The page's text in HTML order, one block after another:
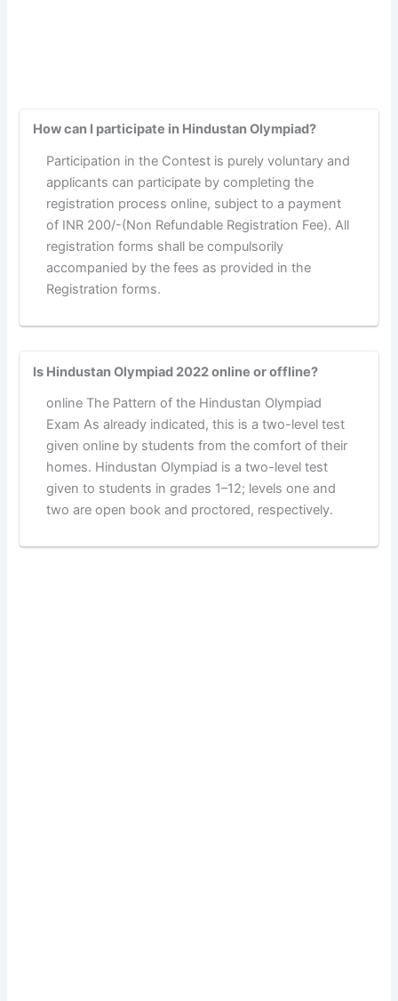
How can I participate in Hindustan Olympiad?
Participation in the Contest is purely voluntary and
applicants can participate by completing the
registration process online, subject to a payment
of INR 200/-(Non Refundable Registration Fee). All
registration forms shall be compulsorily
accompanied by the fees as provided in the
Registration forms.
Is Hindustan Olympiad 2022 online or offline?
online The Pattern of the Hindustan Olympiad
Exam As already indicated, this is a two-level test
given online by students from the comfort of their
homes. Hindustan Olympiad is a two-level test
given to students in grades 1–12; levels one and
two are open book and proctored, respectively.